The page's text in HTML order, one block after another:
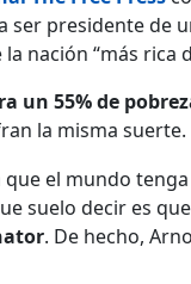
presidente de
nación “más rica
un 55% de
la misma suerte.
el mundo
suelo decir es que
. De hecho,